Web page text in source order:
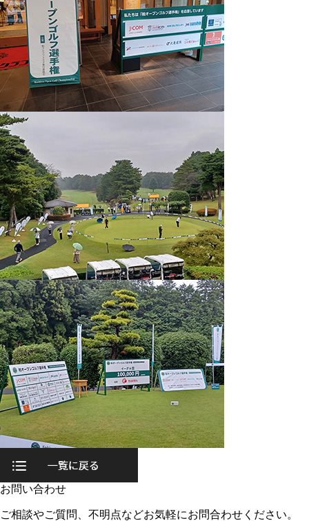
お問い合わせ
ご相談やご質問、不明点などお気軽にお問合わせください。